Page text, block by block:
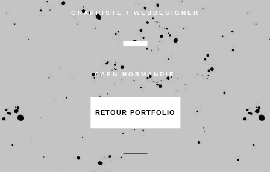
GRAPHISTE / WEBDESIGNER
CAEN NORMANDIE
RETOUR PORTFOLIO